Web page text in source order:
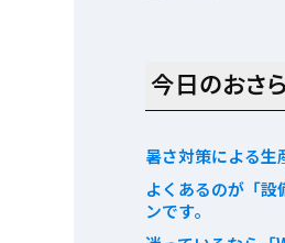
今日のおさ
暑さ対策による生
よくあるのが「
ンです。